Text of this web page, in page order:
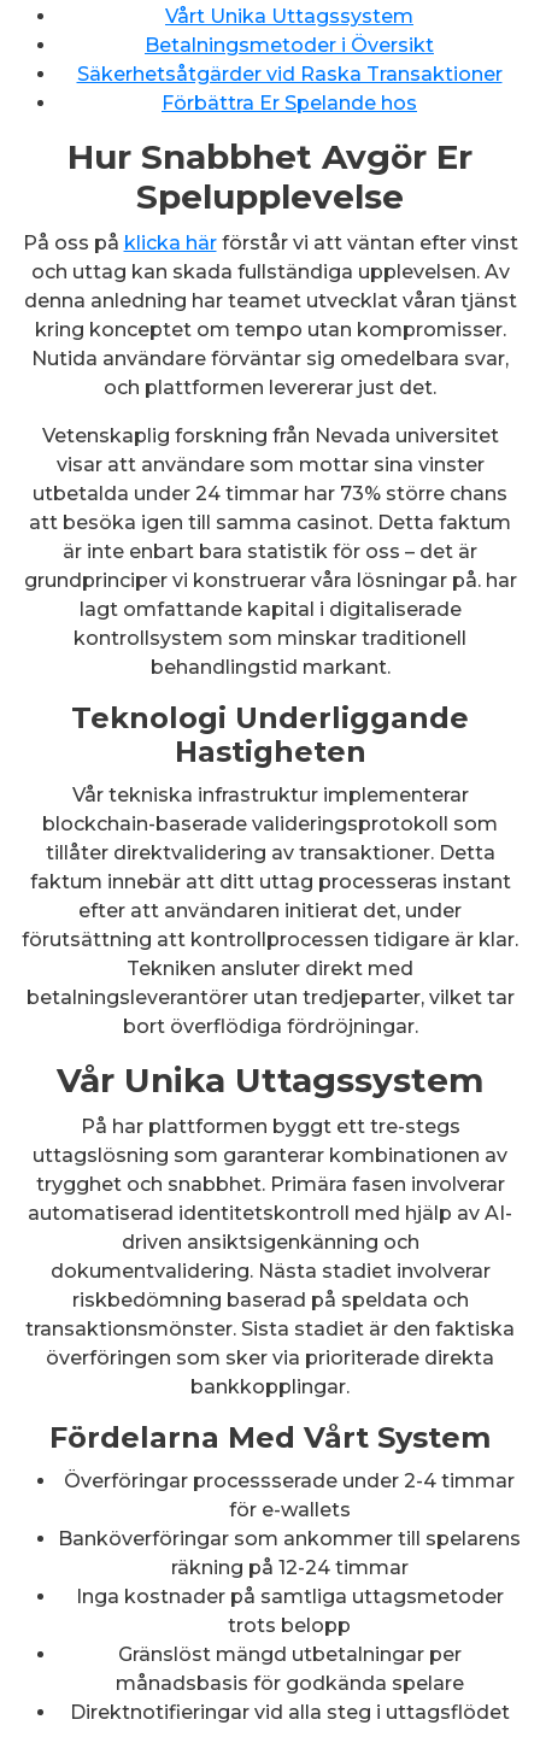
Vårt Unika Uttagssystem
Betalningsmetoder i Översikt
Säkerhetsåtgärder vid Raska Transaktioner
Förbättra Er Spelande hos
Hur Snabbhet Avgör Er
Spelupplevelse
På oss på klicka härförstår vi att väntan efter vinst
och uttag kan skada fullständiga upplevelsen. Av
denna anledning har teamet utvecklat våran tjänst
kring konceptet om tempo utan kompromisser.
Nutida användare förväntar sig omedelbara svar,
och plattformen levererar just det.
Vetenskaplig forskning från Nevada universitet
visar att användare som mottar sina vinster
utbetalda under 24 timmar har 73% större chans
att besöka igen till samma casinot. Detta faktum
är inte enbart bara statistik för oss – det är
grundprinciper vi konstruerar våra lösningar på. har
lagt omfattande kapital i digitaliserade
kontrollsystem som minskar traditionell
behandlingstid markant.
Teknologi Underliggande
Hastigheten
Vår tekniska infrastruktur implementerar
blockchain-baserade valideringsprotokoll som
tillåter direktvalidering av transaktioner. Detta
faktum innebär att ditt uttag processeras instant
efter att användaren initierat det, under
förutsättning att kontrollprocessen tidigare är klar.
Tekniken ansluter direkt med
betalningsleverantörer utan tredjeparter, vilket tar
bort överflödiga fördröjningar.
Vår Unika Uttagssystem
På har plattformen byggt ett tre-stegs
uttagslösning som garanterar kombinationen av
trygghet och snabbhet. Primära fasen involverar
automatiserad identitetskontroll med hjälp av AI-
driven ansiktsigenkänning och
dokumentvalidering. Nästa stadiet involverar
riskbedömning baserad på speldata och
transaktionsmönster. Sista stadiet är den faktiska
överföringen som sker via prioriterade direkta
bankkopplingar.
Fördelarna Med Vårt System
Överföringar processserade under 2-4 timmar
för e-wallets
Banköverföringar som ankommer till spelarens
räkning på 12-24 timmar
Inga kostnader på samtliga uttagsmetoder
trots belopp
Gränslöst mängd utbetalningar per
månadsbasis för godkända spelare
Direktnotifieringar vid alla steg i uttagsflödet